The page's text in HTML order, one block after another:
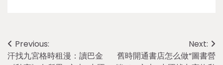
Post
Previous:
汗找九宮格時租漫：讀巴金
Next:
舊時開通書店怎么做“圖書營